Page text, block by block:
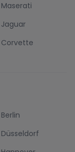
Maserati
Jaguar
Corvette
Berlin
Düsseldorf